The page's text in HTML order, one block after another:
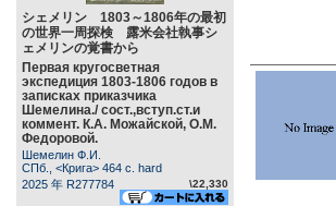
シェメリン 1803～1806年の最初
の世界一周探検 露米会社執事シ
ェメリンの覚書から
Первая кругосветная
экспедиция 1803-1806 годов в
записках приказчика
Шемелина./ сост.,вступ.ст.и
коммент. К.А. Можайской, О.М.
Федоровой.
Шемелин Ф.И.
СПб., <Крига> 464 c. hard
2025 年 R277784
\22,330